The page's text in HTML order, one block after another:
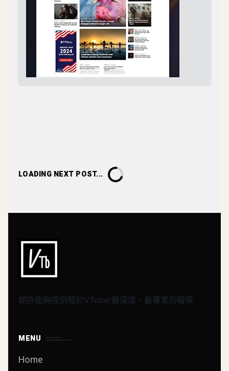
LOADING NEXT POST...
期許能夠提供關於VTuber最深度、最專業的報導
MENU
Home